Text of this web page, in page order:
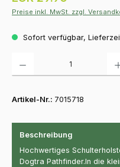
Preise inkl. MwSt. zzgl.
Sofort verfügbar,
Artikel-Nr.: 7015718
Beschreibung
Hochwertiges
Dogtra Pathfinder.In die